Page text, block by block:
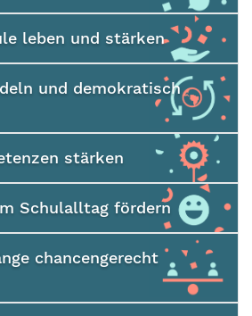
leben und stärken
und demokratisch
stärken
Schulalltag fördern
chancengerecht